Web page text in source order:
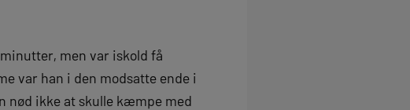
men var iskold få
var han i den modsatte ende i
nød ikke at skulle kæmpe med